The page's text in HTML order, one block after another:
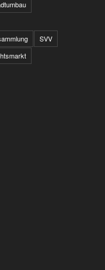
SVV